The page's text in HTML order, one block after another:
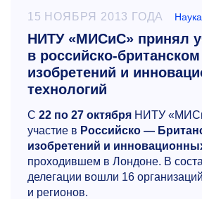
15 НОЯБРЯ 2013 ГОДА Наука
НИТУ «МИСиС» принял
в российско-
изобретений и
технологий
С 22 по 27 октября НИТУ
участие в Российско —
изобретений и
проходившем в Лондоне. В
делегации вошли 16
и регионов.